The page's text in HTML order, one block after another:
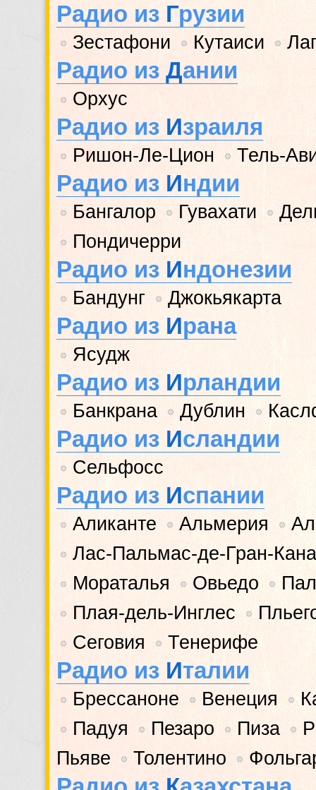
Радио из Грузии
• Зестафони • Кутаиси •
Радио из Дании
• Орхус
Радио из Израиля
• Ришон-Ле-Цион • Тель-
Радио из Индии
• Бангалор • Гувахати •
• Пондичерри
Радио из Индонезии
• Бандунг • Джокьякарта
Радио из Ирана
• Ясудж
Радио из Ирландии
• Банкрана • Дублин •
Радио из Исландии
• Сельфосс
Радио из Испании
• Аликанте • Альмерия •
• Лас-Пальмас-де-Гран-
• Мораталья • Овьедо •
• Плая-дель-Инглес •
• Сеговия • Тенерифе
Радио из Италии
• Брессаноне • Венеция •
• Падуя • Пезаро • Пиза •
Пьяве
• Толентино •